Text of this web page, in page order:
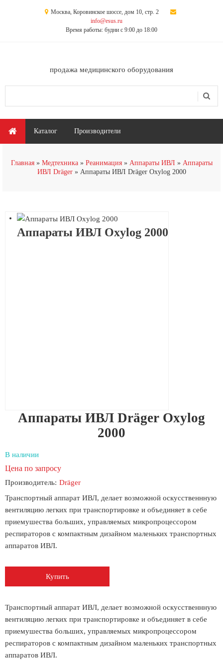
Москва, Коровинское шоссе, дом 10, стр. 2
info@esus.ru
Время работы: будни с 9:00 до 18:00
продажа медицинского оборудования
Главное меню
Каталог Производители
Главная Медтехника Реанимация Аппараты ИВЛ
Аппараты
ИВЛ Dräger
Аппараты ИВЛ Dräger Oxylog 2000
Аппараты ИВЛ Oxylog 2000
Аппараты ИВЛ Dräger Oxylog
2000
В наличии
Цена по запросу
Производитель: Dräger
Транспортный аппарат ИВЛ, делает возможной оскусственнную
вентиляцию легких при транспортировке и объединяет в себе
приемушества больших, управляемых микропроцессором
респираторов с компактным дизайном маленьких транспортных
аппаратов ИВЛ.
Купить
Транспортный аппарат ИВЛ, делает возможной оскусственнную
вентиляцию легких при транспортировке и объединяет в себе
приемушества больших, управляемых микропроцессором
респираторов с компактным дизайном маленьких транспортных
аппаратов ИВЛ.